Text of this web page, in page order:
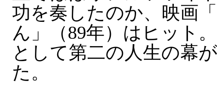
功を奏したのか、映画
ん」（89年）はヒット
として第二の人生の幕
た。